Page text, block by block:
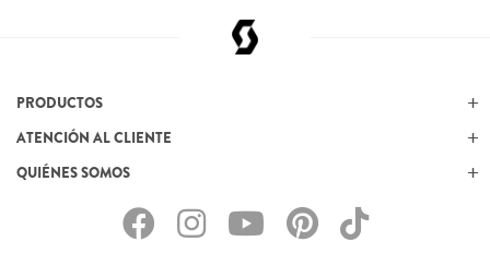
PRODUCTOS
ATENCIÓN AL CLIENTE
QUIÉNES SOMOS